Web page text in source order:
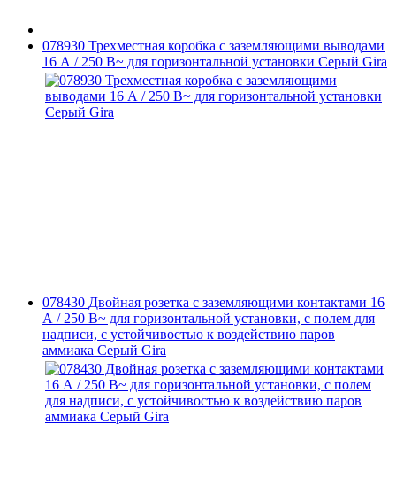
078930 Трехместная коробка с заземляющими выводами
16 А / 250 В~ для горизонтальной установки Серый Gira
078430 Двойная розетка с заземляющими контактами 16
А / 250 В~ для горизонтальной установки, с полем для
надписи, с устойчивостью к воздействию паров
аммиака Серый Gira